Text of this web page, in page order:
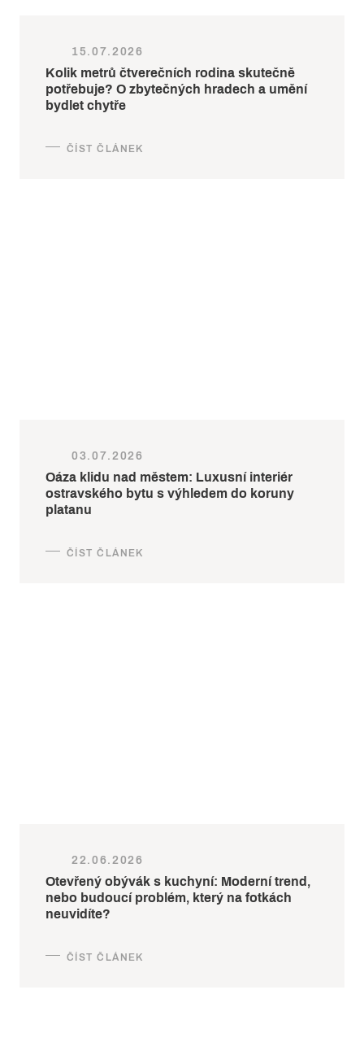
15.07.2026
Kolik metrů čtverečních rodina skutečně
potřebuje? O zbytečných hradech a umění
bydlet chytře
03.07.2026
Oáza klidu nad městem: Luxusní interiér
ostravského bytu s výhledem do koruny
platanu
22.06.2026
Otevřený obývák s kuchyní: Moderní trend,
nebo budoucí problém, který na fotkách
neuvidíte?